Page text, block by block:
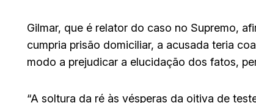
Gilmar, que é relator do caso no Supremo,
cumpria prisão domiciliar, a acusada teria
modo a prejudicar a elucidação dos fatos,
“A soltura da ré às vésperas da oitiva de